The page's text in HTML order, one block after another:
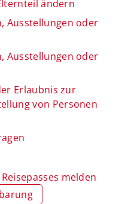
ändern
Ausstellungen oder
Ausstellungen oder
Erlaubnis zur
von Personen
melden